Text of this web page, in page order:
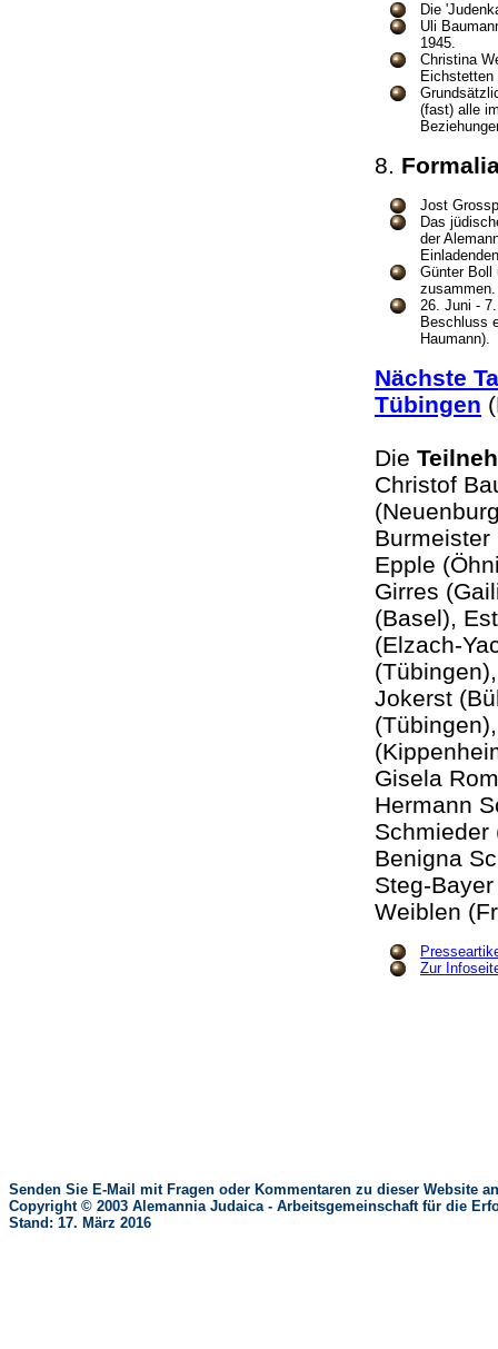
Die
Uli
1945.
Christina
(fast) alle
8.
Jost
Das
der
Günter Boll
26. Juni -
Beschluss
Haumann).
Nächste
Tübingen
Die
Christof
Burmeister
Epple
Girres
(Basel),
(Elzach-
Jokerst
Gisela
Hermann
Schmieder
Benigna
Steg-
Weiblen
Zur
Senden Sie E-Mail mit Fragen oder Kommentaren zu dieser Website
Copyright © 2003 Alemannia Judaica - Arbeitsgemeinschaft für die
Stand: 17. März 2016